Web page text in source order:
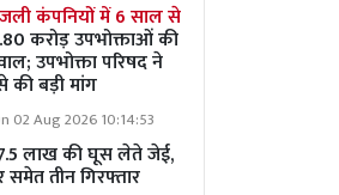
कंपनियों में 6 साल से
करोड़ उपभोक्ताओं की
उपभोक्ता परिषद ने
की बड़ी मांग
02 Aug 2026 10:14:53
लाख की घूस लेते जेई,
तीन गिरफ्तार